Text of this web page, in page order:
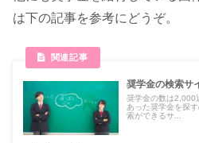
は下の記事を参考にどうぞ。
奨学金の検索サ
奨学金の数は2,000
あった奨学金を探
索ができるサ...